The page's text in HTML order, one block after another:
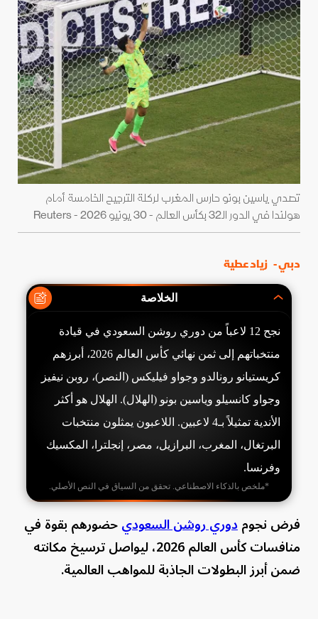
تصدي ياسين بونو حارس المغرب لركلة الترجيح الخامسة أمام
هولندا في الدور الـ32 بكأس العالم - 30 يونيو 2026 - Reuters
دبي - زياد عطية
الخلاصة
نجح 12 لاعباً من دوري روشن السعودي في قيادة
منتخباتهم إلى ثمن نهائي كأس العالم 2026، أبرزهم
كريستيانو رونالدو وجواو فيليكس (النصر)، روبن نيفيز
وجواو كانسيلو وياسين بونو (الهلال). الهلال هو أكثر
الأندية تمثيلاً بـ4 لاعبين. اللاعبون يمثلون منتخبات
البرتغال، المغرب، البرازيل، مصر، إنجلترا، المكسيك
وفرنسا.
*ملخص بالذكاء الاصطناعي. تحقق من السياق في النص الأصلي.
فرض نجومدوري روشن السعوديحضورهم بقوة في
منافسات كأس العالم 2026، ليواصل ترسيخ مكانته
ضمن أبرز البطولات الجاذبة للمواهب العالمية.